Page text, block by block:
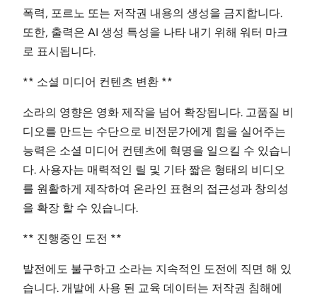
폭력, 포르노 또는 저작권 내용의 생성을 금지합니다.
또한, 출력은 AI 생성 특성을 나타 내기 위해 워터 마크
로 표시됩니다.
** 소셜 미디어 컨텐츠 변환 **
소라의 영향은 영화 제작을 넘어 확장됩니다. 고품질 비
디오를 만드는 수단으로 비전문가에게 힘을 실어주는
능력은 소셜 미디어 컨텐츠에 혁명을 일으킬 수 있습니
다. 사용자는 매력적인 릴 및 기타 짧은 형태의 비디오
를 원활하게 제작하여 온라인 표현의 접근성과 창의성
을 확장 할 수 있습니다.
** 진행중인 도전 **
발전에도 불구하고 소라는 지속적인 도전에 직면 해 있
습니다. 개발에 사용 된 교육 데이터는 저작권 침해에